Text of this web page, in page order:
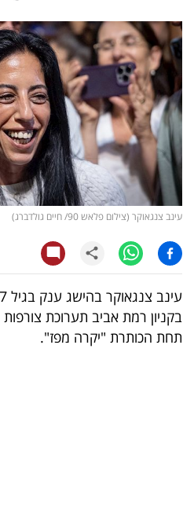
מדדים
ומחקרים
דעות
רכילות
עסקית
קריפטו
טלוויזיה
עסקי
ספורט
עינב צנגאוקר (צילום פלאש 90/ חיים גולדברג)
בקניון רמת אביב תערוכת
תחת הכותרת "יקרה מפז".